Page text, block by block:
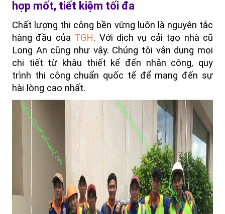
hợp mốt, tiết kiệm tối đa
Chất lượng thi công bền vững luôn là nguyên tắc
hàng đầu của TGH. Với dịch vụ cải tạo nhà cũ
Long An cũng như vậy. Chúng tôi vận dụng mọi
chi tiết từ khâu thiết kế đến nhân công, quy
trình thi công chuẩn quốc tế để mang đến sự
hài lòng cao nhất.